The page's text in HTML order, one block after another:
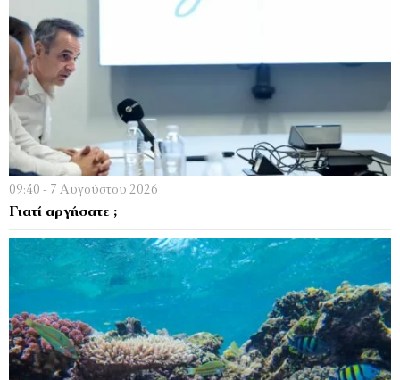
09:40 - 7 Αυγούστου 2026
Γιατί αργήσατε ;